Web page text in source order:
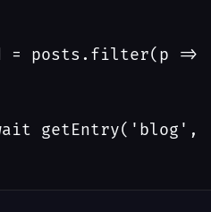
= posts.filter(p